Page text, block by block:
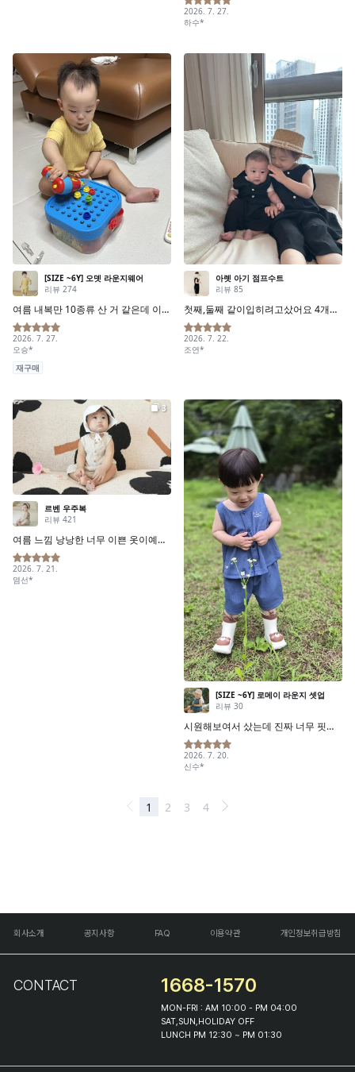
회사소개 공지사항 FAQ 이용약관 개인정보취급방침
CONTACT 1668-1570
MON-FRI : AM 10:00 - PM 04:00
SAT,SUN,HOLIDAY OFF
LUNCH PM 12:30 ~ PM 01:30